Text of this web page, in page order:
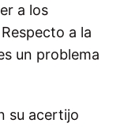
a los
a la
un problema
su acertijo